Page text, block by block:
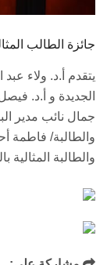
جائزة الطالب
يتقدم أ.د. ولاء
الجديدة و أ.د.
جمال نائب مدير
والطالبة/ فاطمة
والطالبة المثالية